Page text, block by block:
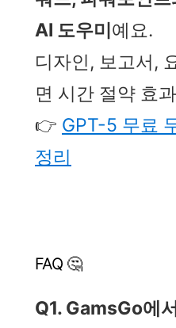
AI 도우미 예요.
디자인, 보고서,
면 시간 절약 효
👉 GPT-5 무료
정리
FAQ 🤔
Q1. GamsGo에